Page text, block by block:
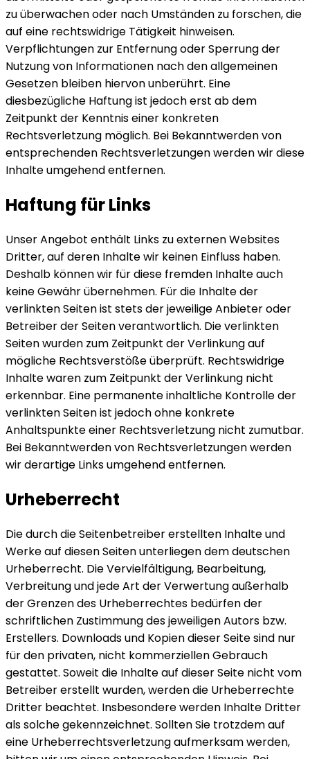
zu überwachen oder nach Umständen zu forschen, die
auf eine rechtswidrige Tätigkeit hinweisen.
Verpflichtungen zur Entfernung oder Sperrung der
Nutzung von Informationen nach den allgemeinen
Gesetzen bleiben hiervon unberührt. Eine
diesbezügliche Haftung ist jedoch erst ab dem
Zeitpunkt der Kenntnis einer konkreten
Rechtsverletzung möglich. Bei Bekanntwerden von
entsprechenden Rechtsverletzungen werden wir diese
Inhalte umgehend entfernen.
Haftung für Links
Unser Angebot enthält Links zu externen Websites
Dritter, auf deren Inhalte wir keinen Einfluss haben.
Deshalb können wir für diese fremden Inhalte auch
keine Gewähr übernehmen. Für die Inhalte der
verlinkten Seiten ist stets der jeweilige Anbieter oder
Betreiber der Seiten verantwortlich. Die verlinkten
Seiten wurden zum Zeitpunkt der Verlinkung auf
mögliche Rechtsverstöße überprüft. Rechtswidrige
Inhalte waren zum Zeitpunkt der Verlinkung nicht
erkennbar. Eine permanente inhaltliche Kontrolle der
verlinkten Seiten ist jedoch ohne konkrete
Anhaltspunkte einer Rechtsverletzung nicht zumutbar.
Bei Bekanntwerden von Rechtsverletzungen werden
wir derartige Links umgehend entfernen.
Urheberrecht
Die durch die Seitenbetreiber erstellten Inhalte und
Werke auf diesen Seiten unterliegen dem deutschen
Urheberrecht. Die Vervielfältigung, Bearbeitung,
Verbreitung und jede Art der Verwertung außerhalb
der Grenzen des Urheberrechtes bedürfen der
schriftlichen Zustimmung des jeweiligen Autors bzw.
Erstellers. Downloads und Kopien dieser Seite sind nur
für den privaten, nicht kommerziellen Gebrauch
gestattet. Soweit die Inhalte auf dieser Seite nicht vom
Betreiber erstellt wurden, werden die Urheberrechte
Dritter beachtet. Insbesondere werden Inhalte Dritter
als solche gekennzeichnet. Sollten Sie trotzdem auf
eine Urheberrechtsverletzung aufmerksam werden,